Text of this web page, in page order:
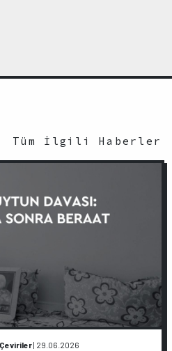
Tüm İlgili Haberler
Çeviriler| 29.06.2026